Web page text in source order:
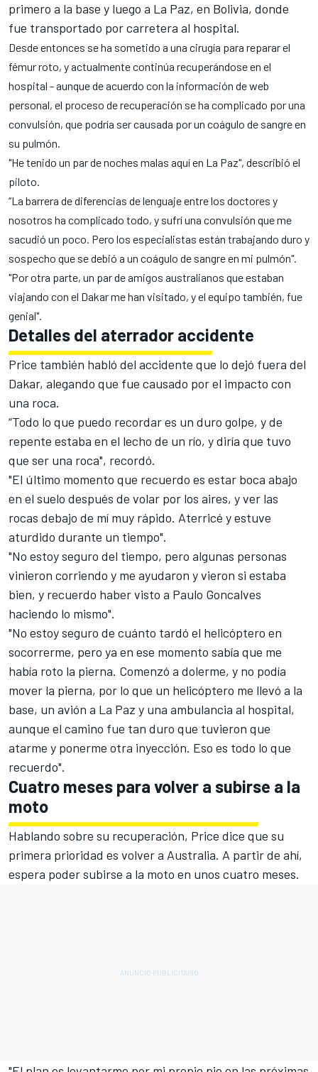
primero a la base y luego a La Paz, en Bolivia, donde
fue transportado por carretera al hospital.
Desde entonces se ha sometido a una cirugía para reparar el
fémur roto, y actualmente continúa recuperándose en el
hospital - aunque de acuerdo con la información de web
personal, el proceso de recuperación se ha complicado por una
convulsión, que podría ser causada por un coágulo de sangre en
su pulmón.
"He tenido un par de noches malas aquí en La Paz", describió el
piloto.
“La barrera de diferencias de lenguaje entre los doctores y
nosotros ha complicado todo, y sufrí una convulsión que me
sacudió un poco. Pero los especialistas están trabajando duro y
sospecho que se debió a un coágulo de sangre en mi pulmón".
"Por otra parte, un par de amigos australianos que estaban
viajando con el Dakar me han visitado, y el equipo también, fue
genial".
Detalles del aterrador accidente
Price también habló del accidente que lo dejó fuera del
Dakar, alegando que fue causado por el impacto con
una roca.
“Todo lo que puedo recordar es un duro golpe, y de
repente estaba en el lecho de un río, y diría que tuvo
que ser una roca", recordó.
"El último momento que recuerdo es estar boca abajo
en el suelo después de volar por los aires, y ver las
rocas debajo de mí muy rápido. Aterricé y estuve
aturdido durante un tiempo".
"No estoy seguro del tiempo, pero algunas personas
vinieron corriendo y me ayudaron y vieron si estaba
bien, y recuerdo haber visto a Paulo Goncalves
haciendo lo mismo".
"No estoy seguro de cuánto tardó el helicóptero en
socorrerme, pero ya en ese momento sabía que me
había roto la pierna. Comenzó a dolerme, y no podía
mover la pierna, por lo que un helicóptero me llevó a la
base, un avión a La Paz y una ambulancia al hospital,
aunque el camino fue tan duro que tuvieron que
atarme y ponerme otra inyección. Eso es todo lo que
recuerdo".
Cuatro meses para volver a subirse a la
moto
Hablando sobre su recuperación, Price dice que su
primera prioridad es volver a Australia. A partir de ahí,
espera poder subirse a la moto en unos cuatro meses.